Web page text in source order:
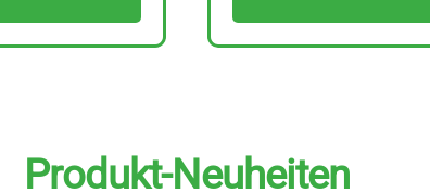
Produkt-Neuheiten